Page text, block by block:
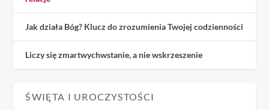
Jak działa Bóg? Klucz do zrozumienia Twojej codzienności
Liczy się zmartwychwstanie, a nie wskrzeszenie
ŚWIĘTA I UROCZYSTOŚCI